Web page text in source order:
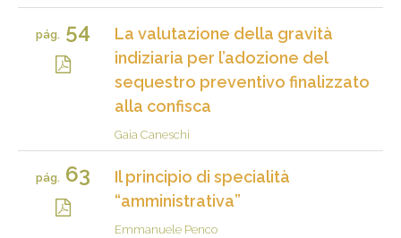
pág.54
La valutazione della gravità
indiziaria per l’adozione del
sequestro preventivo finalizzato
alla confisca
Gaia Caneschi
pág.63
Il principio di specialità
“amministrativa”
Emmanuele Penco